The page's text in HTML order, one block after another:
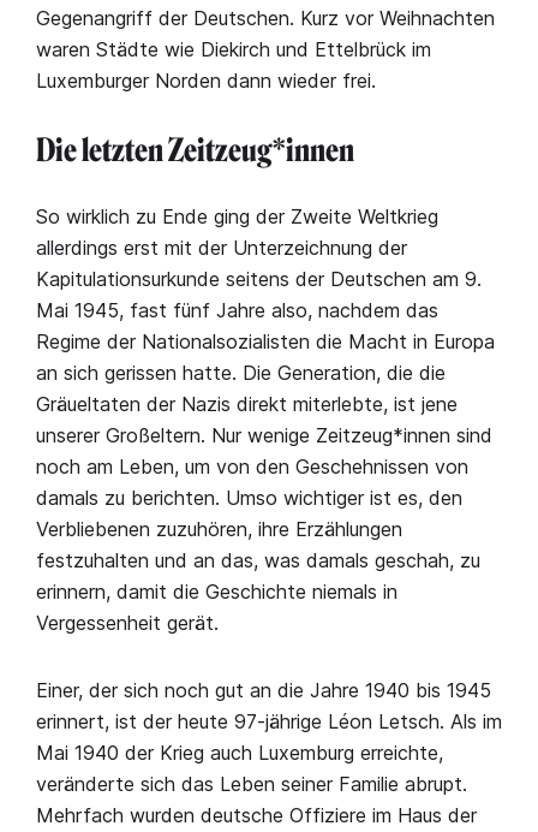
Gegenangriff der Deutschen. Kurz vor Weihnachten
waren Städte wie Diekirch und Ettelbrück im
Luxemburger Norden dann wieder frei.
Die letzten Zeitzeug*innen
So wirklich zu Ende ging der Zweite Weltkrieg
allerdings erst mit der Unterzeichnung der
Kapitulationsurkunde seitens der Deutschen am 9.
Mai 1945, fast fünf Jahre also, nachdem das
Regime der Nationalsozialisten die Macht in Europa
an sich gerissen hatte. Die Generation, die die
Gräueltaten der Nazis direkt miterlebte, ist jene
unserer Großeltern. Nur wenige Zeitzeug*innen sind
noch am Leben, um von den Geschehnissen von
damals zu berichten. Umso wichtiger ist es, den
Verbliebenen zuzuhören, ihre Erzählungen
festzuhalten und an das, was damals geschah, zu
erinnern, damit die Geschichte niemals in
Vergessenheit gerät.
Einer, der sich noch gut an die Jahre 1940 bis 1945
erinnert, ist der heute 97-jährige Léon Letsch. Als im
Mai 1940 der Krieg auch Luxemburg erreichte,
veränderte sich das Leben seiner Familie abrupt.
Mehrfach wurden deutsche Offiziere im Haus der